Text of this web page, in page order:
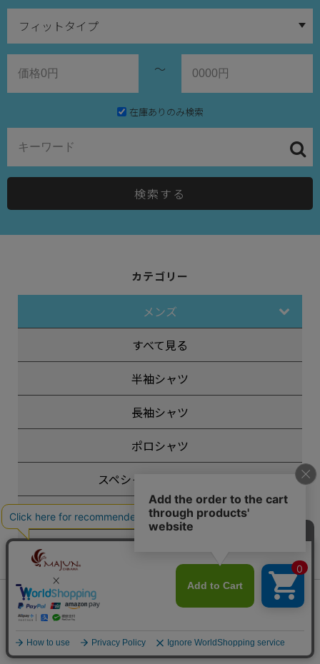
～
在庫ありのみ検索
検索する
カテゴリー
メンズ
すべて見る
半袖シャツ
長袖シャツ
ポロシャツ
スペシャルエディション
フォーマル
ペア商品
会員は715ポイント付与！
¥14,300税込